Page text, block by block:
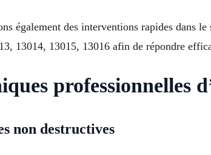
également des interventions rapides dans
13014, 13015, 13016 afin de répondre
professionnelles
non destructives